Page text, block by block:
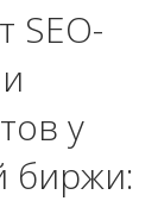
SEO-
у
биржи: